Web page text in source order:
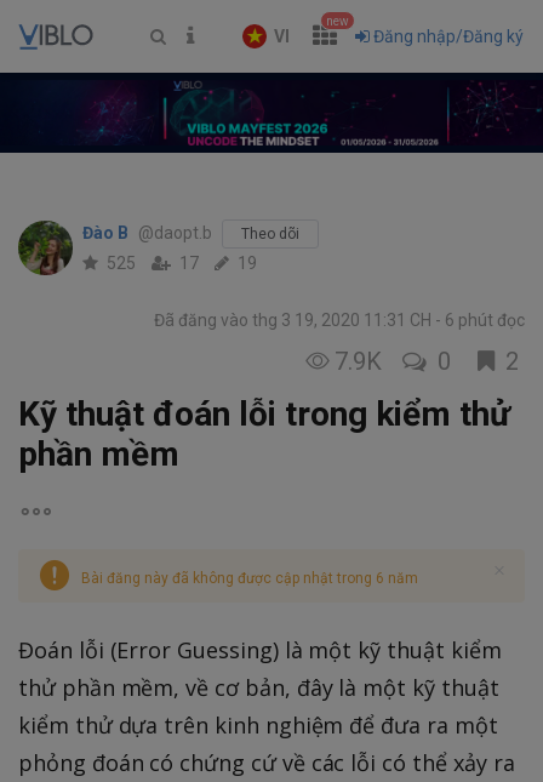
VI
new
Đăng nhập/Đăng ký
Đào B @daopt.b Theo dõi
525 17 19
Đã đăng vào thg 3 19, 2020 11:31 CH 6 phút đọc
7.9K 0 2
Kỹ thuật đoán lỗi trong kiểm thử
phần mềm
Bài đăng này đã không được cập nhật trong 6 năm
Đoán lỗi (Error Guessing) là một kỹ thuật kiểm
thử phần mềm, về cơ bản, đây là một kỹ thuật
kiểm thử dựa trên kinh nghiệm để đưa ra một
phỏng đoán có chứng cứ về các lỗi có thể xảy ra